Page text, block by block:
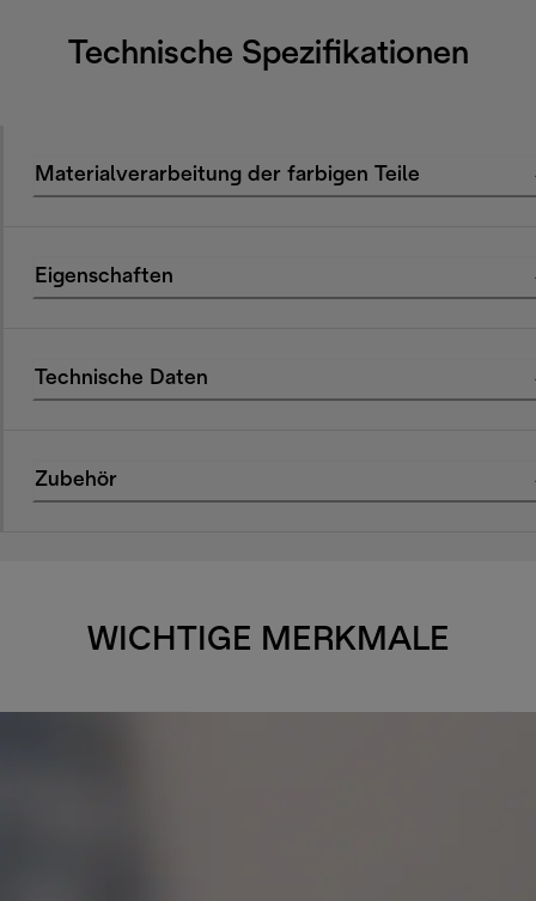
Technische Spezifikationen
Materialverarbeitung der farbigen Teile
Eigenschaften
Technische Daten
Zubehör
WICHTIGE MERKMALE